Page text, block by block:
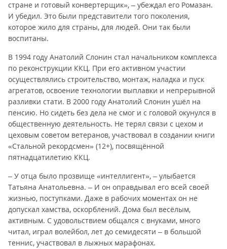
стране и готовый конвертерщик», – убеждал его Ромазан.
И убедил. Это были представители того поколения,
которое жило для страны, для людей. Они так были
воспитаны.
В 1994 году Анатолий Слонин стал начальником комплекса
по реконструкции ККЦ. При его активном участии
осуществлялись строительство, монтаж, наладка и пуск
агрегатов, освоение технологии выплавки и непрерывной
разливки стати. В 2000 году Анатолий Слонин ушёл на
пенсию. Но сидеть без дела не смог и с головой окунулся в
общественную деятельность. Не терял связи с цехом и
цеховым советом ветеранов, участвовал в создании книги
«Стальной рекордсмен» (12+), посвящённой
пятнадцатилетию ККЦ.
– У отца было прозвище «интеллигент», – улыбается
Татьяна Анатольевна. – И он оправдывал его всей своей
жизнью, поступками. Даже в рабочих моментах он не
допускал хамства, оскорблений. Дома был весёлым,
активным. С удовольствием общался с внуками, много
читал, играл волейбол, лет до семидесяти – в большой
теннис, участвовал в лыжных марафонах.